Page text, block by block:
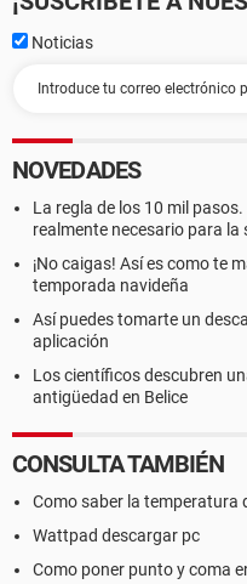
Noticias
NOVEDADES
La regla de los 10 mil
realmente necesario para la
¡No caigas! Así es como te
temporada navideña
Así puedes tomarte un
aplicación
Los científicos descubren
antigüedad en Belice
CONSULTA TAMBIÉN
Como saber la temperatura
Wattpad descargar pc
Como poner punto y coma